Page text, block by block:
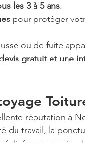
les 3 à 5 ans.
pour protéger
ou de fuite
gratuit et une
réputation à
du travail, la